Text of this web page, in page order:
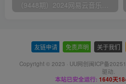
友链申请 免责声明 关于我们
Copyright © 2023 · UU网创闽ICP备
驱动.
本站已安全运行: 1640天